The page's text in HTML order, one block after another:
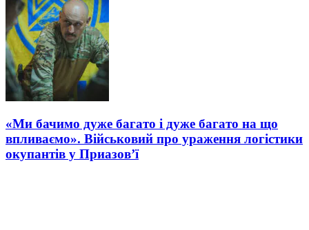
«Ми бачимо дуже багато і дуже багато на що
впливаємо». Військовий про ураження логістики
окупантів у Приазов’ї